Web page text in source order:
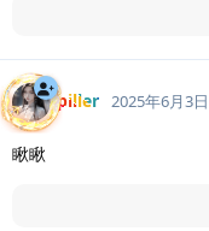
piller 2025年6月3日
瞅瞅